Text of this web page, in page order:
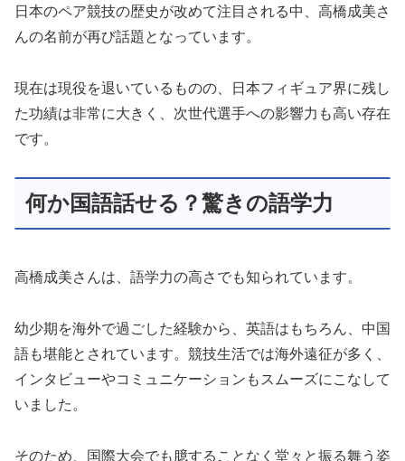
日本のペア競技の歴史が改めて注目される中、高橋成美さ
んの名前が再び話題となっています。
現在は現役を退いているものの、日本フィギュア界に残し
た功績は非常に大きく、次世代選手への影響力も高い存在
です。
何か国語話せる？驚きの語学力
高橋成美さんは、語学力の高さでも知られています。
幼少期を海外で過ごした経験から、英語はもちろん、中国
語も堪能とされています。競技生活では海外遠征が多く、
インタビューやコミュニケーションもスムーズにこなして
いました。
そのため、国際大会でも臆することなく堂々と振る舞う姿